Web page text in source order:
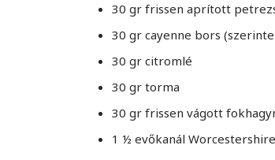
30 gr frissen aprított
30 gr cayenne bors
30 gr citromlé
30 gr torma
30 gr frissen vágott
1 ½ evőkanál